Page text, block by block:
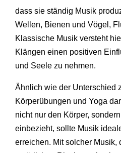
dass sie ständig Musik
Wellen, Bienen und Vögel,
Klassische Musik versteht
Klängen einen positiven
und Seele zu nehmen.
Ähnlich wie der Unterschied
Körperübungen und Yoga
nicht nur den Körper,
einbezieht, sollte Musik
erreichen. Mit solcher Musik,